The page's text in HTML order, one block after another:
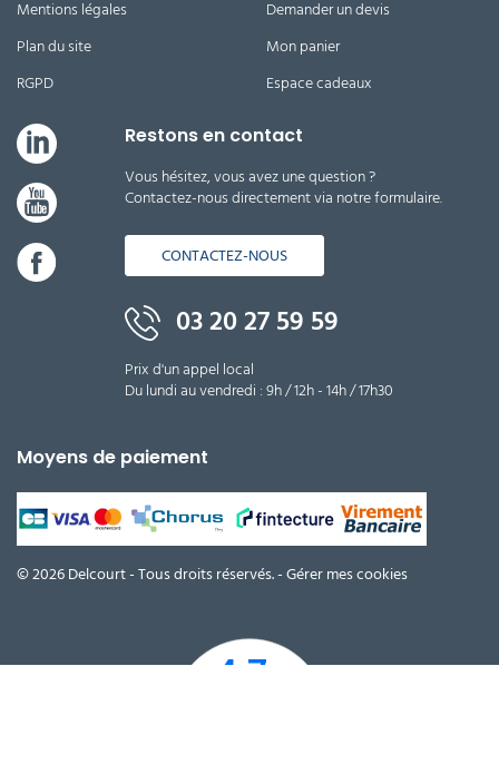
Mentions légales
Plan du site
RGPD
Demander un devis
Mon panier
Espace cadeaux
Restons en contact
Vous hésitez, vous avez une question ?
Contactez-nous directement via notre formulaire.
CONTACTEZ-NOUS
03 20 27 59 59
Prix d'un appel local
Du lundi au vendredi : 9h / 12h - 14h / 17h30
Moyens de paiement
© 2026 Delcourt - Tous droits réservés. -Gérer mes cookies